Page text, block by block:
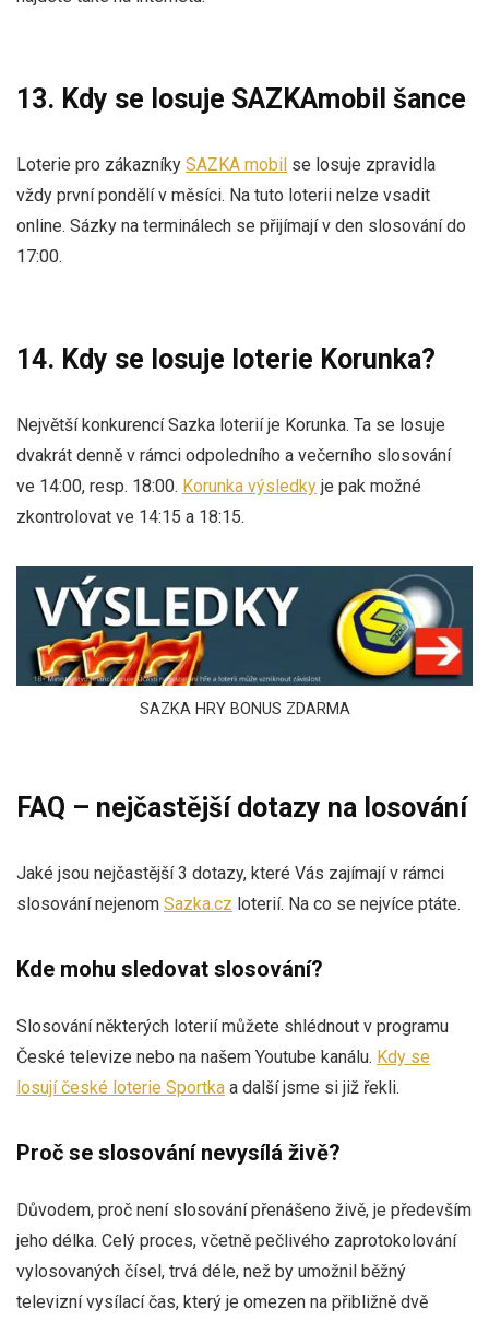
13. Kdy se losuje SAZKAmobil šance
Loterie pro zákazníky SAZKA mobil se losuje zpravidla
vždy první pondělí v měsíci. Na tuto loterii nelze vsadit
online. Sázky na terminálech se přijímají v den slosování do
17:00.
14. Kdy se losuje loterie Korunka?
Největší konkurencí Sazka loterií je Korunka. Ta se losuje
dvakrát denně v rámci odpoledního a večerního slosování
ve 14:00, resp. 18:00. Korunka výsledky je pak možné
zkontrolovat ve 14:15 a 18:15.
SAZKA HRY BONUS ZDARMA
FAQ – nejčastější dotazy na losování
Jaké jsou nejčastější 3 dotazy, které Vás zajímají v rámci
slosování nejenom Sazka.cz loterií. Na co se nejvíce ptáte.
​Kde mohu sledovat slosování?
Slosování některých loterií můžete shlédnout v programu
České televize nebo na našem Youtube kanálu. Kdy se
losují české loterie Sportka a další jsme si již řekli.
Proč se slosování nevysílá živě?
Důvodem, proč není slosování přenášeno živě, je především
jeho délka. Celý proces, včetně pečlivého zaprotokolování
vylosovaných čísel, trvá déle, než by umožnil běžný
televizní vysílací čas, který je omezen na přibližně dvě